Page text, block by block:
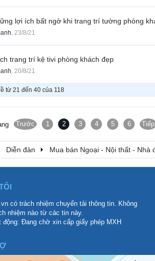
lợi ích bất ngờ khi trang trí tường phòng
, 23/8/21
trang trí kệ tivi phòng khách đẹp
, 20/8/21
từ 21 đến 40 của 118
Trước 1 2 3 4 5 6 Tiếp
Diễn đàn Mua bán Ngoại - Nội thất - Nhà
có trách nhiệm chuyển tải thông tin. Không
nhiệm nào từ các tin này.
động: Đang chờ xin cấp giấy phép MXH